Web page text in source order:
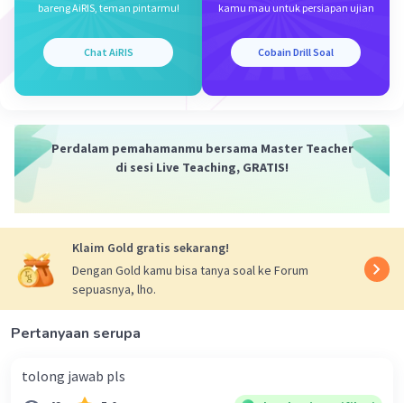
bareng AiRIS, teman pintarmu!
Chat AiRIS
kamu mau untuk persiapan ujian
Cobain Drill Soal
Perdalam pemahamanmu bersama Master Teacher
di sesi Live Teaching, GRATIS!
Klaim Gold gratis sekarang!
Dengan Gold kamu bisa tanya soal ke Forum
sepuasnya, lho.
Pertanyaan serupa
tolong jawab pls